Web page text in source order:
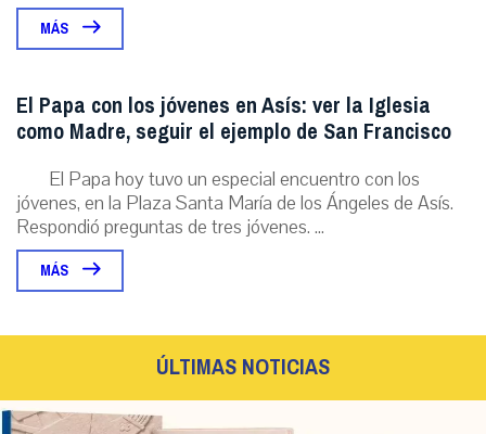
MÁS
El Papa con los jóvenes en Asís: ver la Iglesia
como Madre, seguir el ejemplo de San Francisco
El Papa hoy tuvo un especial encuentro con los
jóvenes, en la Plaza Santa María de los Ángeles de Asís.
Respondió preguntas de tres jóvenes. ...
MÁS
ÚLTIMAS NOTICIAS